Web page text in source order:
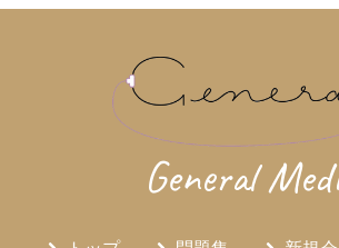
クロピドグレル コールドポリ
コレシストキニン
シェーグレン症候群 シクロス
General